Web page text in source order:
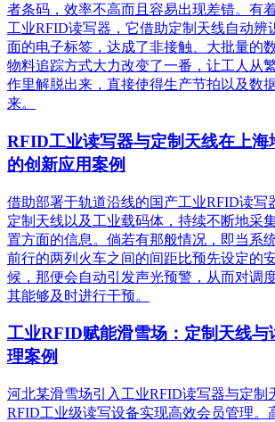
者条码，效率不高而且容易出现差错。有
工业RFID读写器，它借助定制天线自动辨
面的电子标签，达成了非接触、大批量的
物料追踪方式大力改变了一番，让工人从
作里解脱出来，直接使得生产节拍以及数
来。
RFID工业读写器与定制天线在上海
的创新应用案例
借助部署于轨道沿线的国产工业RFID读写
定制天线以及工业载码体，持续不断地采
置方面的信息。倘若有那般情况，即当系
前行的两列火车之间的间距比预先设定的
候，那便会自动引发声光预警，从而对调
其能够及时进行干预。
工业RFID赋能滑雪场：定制天线与
理案例
河北某滑雪场引入工业RFID读写器与定制
RFID工业级读写设备实现高效会员管理。